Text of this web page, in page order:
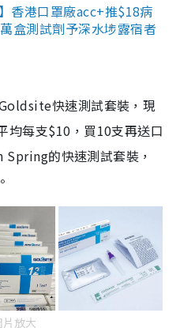
香港口罩廠acc+推$18病
盒測試劑予深水埗露宿者
快速測試套裝，現
均每支$10，買10支再送口
的快速測試套裝，
放大